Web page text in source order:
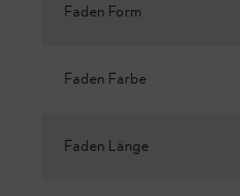
Faden Form
Faden Farbe
Faden Länge